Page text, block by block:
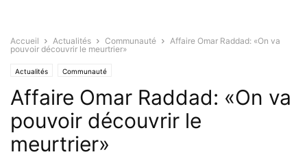
Accueil Actualités Communauté
Affaire Omar Raddad: «On va
pouvoir découvrir le meurtrier»
Actualités Communauté
Affaire Omar Raddad: «On va
pouvoir découvrir le
meurtrier»